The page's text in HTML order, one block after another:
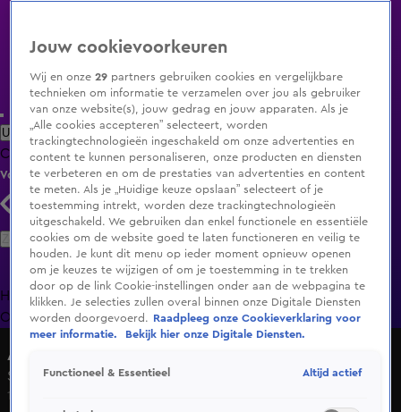
Uitzending Gemist Populaire programma's Zenders Genres
ClipsFilmsRadioSmart TV inlogShop
Volg KIJK
Zoeken
HomeUitzending Gemist Programma's De Bondgenoten
OranjezomerLivestreamsShop
Alles over Wonen
Seizoen 3, aflevering 5
17 apr 2016, 15:35
Jouw cookievoorkeuren
Wij en onze29 partners gebruiken cookies en vergelijkbare
technieken om informatie te verzamelen over jou als gebruiker
van onze website(s), jouw gedrag en jouw apparaten. Als je
„Alle cookies accepteren” selecteert, worden
trackingtechnologieën ingeschakeld om onze advertenties en
content te kunnen personaliseren, onze producten en diensten
te verbeteren en om de prestaties van advertenties en content
te meten. Als je „Huidige keuze opslaan” selecteert of je
toestemming intrekt, worden deze trackingtechnologieën
uitgeschakeld. We gebruiken dan enkel functionele en essentiële
cookies om de website goed te laten functioneren en veilig te
houden. Je kunt dit menu op ieder moment opnieuw openen
om je keuzes te wijzigen of om je toestemming in te trekken
door op de link Cookie-instellingen onder aan de webpagina te
klikken. Je selecties zullen overal binnen onze Digitale Diensten
worden doorgevoerd.
Raadpleeg onze Cookieverklaring voor
meer informatie.
Bekijk hier onze Digitale Diensten.
Functioneel & Essentieel Altijd actief